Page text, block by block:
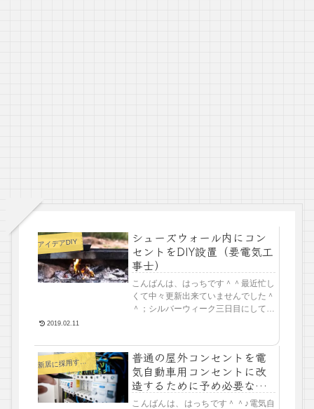
アイデアDIY
シューズウォール内にコン
セントをDIY設置（要電気工
事士）
こんばんは、はっちです＾＾最近忙し
くて中々更新出来ていませんでした＾
＾；シルバーウィーク三日目にして初
にDIYでコンセントを設置して...
2019.02.11
新居に採用するオプション
普通の屋外コンセントを電
気自動車用コンセントに改
造するために予め必要なこ
と。
こんばんは、はっちです＾＾♪電気自